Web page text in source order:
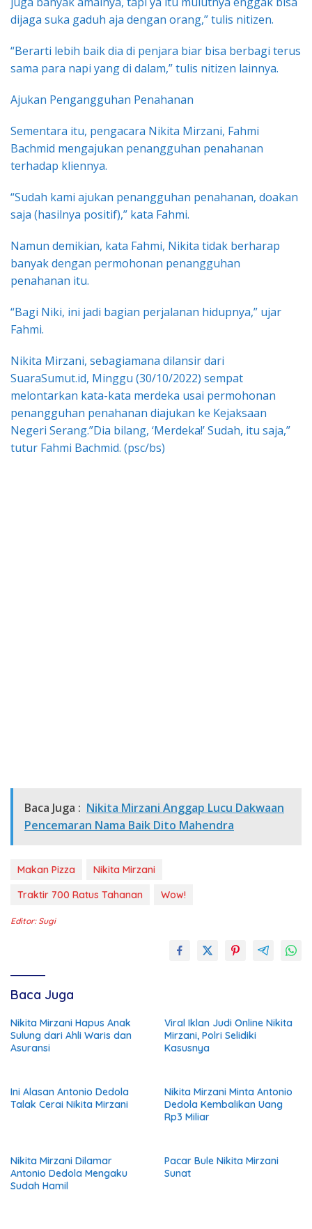
dijaga suka gaduh aja dengan orang,” tulis nitizen.
“Berarti lebih baik dia di penjara biar bisa berbagi terus
sama para napi yang di dalam,” tulis nitizen lainnya.
Ajukan Pengangguhan Penahanan
Sementara itu, pengacara Nikita Mirzani, Fahmi
Bachmid mengajukan penangguhan penahanan
terhadap kliennya.
“Sudah kami ajukan penangguhan penahanan, doakan
saja (hasilnya positif),” kata Fahmi.
Namun demikian, kata Fahmi, Nikita tidak berharap
banyak dengan permohonan penangguhan
penahanan itu.
“Bagi Niki, ini jadi bagian perjalanan hidupnya,” ujar
Fahmi.
Nikita Mirzani, sebagiamana dilansir dari
SuaraSumut.id, Minggu (30/10/2022) sempat
melontarkan kata-kata merdeka usai permohonan
penangguhan penahanan diajukan ke Kejaksaan
Negeri Serang.”Dia bilang, ‘Merdeka!’ Sudah, itu saja,”
tutur Fahmi Bachmid. (psc/bs)
Baca Juga : Nikita Mirzani Anggap Lucu Dakwaan
Pencemaran Nama Baik Dito Mahendra
Makan Pizza
Nikita Mirzani
Traktir 700 Ratus Tahanan
Wow!
Editor: Sugi
Baca Juga
Nikita Mirzani Hapus Anak
Sulung dari Ahli Waris dan
Asuransi
Viral Iklan Judi Online Nikita
Mirzani, Polri Selidiki
Kasusnya
Ini Alasan Antonio Dedola
Talak Cerai Nikita Mirzani
Nikita Mirzani Minta Antonio
Dedola Kembalikan Uang
Rp3 Miliar
Nikita Mirzani Dilamar
Antonio Dedola Mengaku
Sudah Hamil
Pacar Bule Nikita Mirzani
Sunat